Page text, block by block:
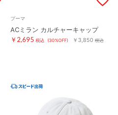
プーマ
ACミラン カルチャーキャップ
￥2,695 税込 (30%OFF) ￥3,850 税込